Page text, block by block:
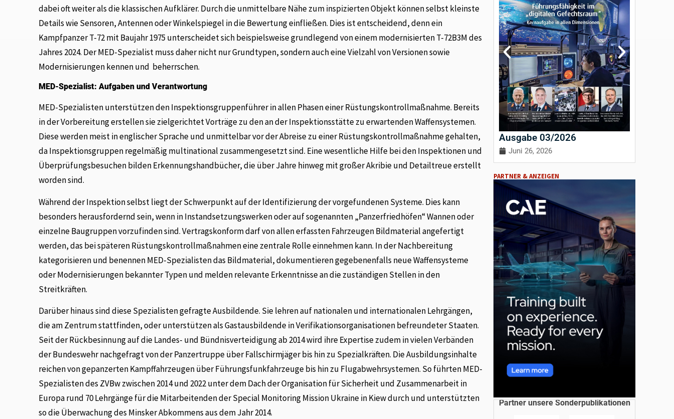
dabei oft weiter als die klassischen Aufklärer. Durch die unmittelbare Nähe zum inspizierten Objekt können selbst kleinste
Details wie Sensoren, Antennen oder Winkelspiegel in die Bewertung einfließen. Dies ist entscheidend, denn ein
Kampfpanzer T-72 mit Baujahr 1975 unterscheidet sich beispielsweise grundlegend von einem modernisierten T-72B3M des
Jahres 2024. Der MED-Spezialist muss daher nicht nur Grundtypen, sondern auch eine Vielzahl von Versionen sowie
Modernisierungen kennen und beherrschen.
MED-Spezialist: Aufgaben und Verantwortung
MED-Spezialisten unterstützen den Inspektionsgruppenführer in allen Phasen einer Rüstungskontrollmaßnahme. Bereits
in der Vorbereitung erstellen sie zielgerichtet Vorträge zu den an der Inspektionsstätte zu erwartenden Waffensystemen.
Diese werden meist in englischer Sprache und unmittelbar vor der Abreise zu einer Rüstungskontrollmaßnahme gehalten,
da Inspektionsgruppen regelmäßig multinational zusammengesetzt sind. Eine wesentliche Hilfe bei den Inspektionen und
Überprüfungsbesuchen bilden Erkennungshandbücher, die über Jahre hinweg mit großer Akribie und Detailtreue erstellt
worden sind.
Während der Inspektion selbst liegt der Schwerpunkt auf der Identifizierung der vorgefundenen Systeme. Dies kann
besonders herausfordernd sein, wenn in Instandsetzungswerken oder auf sogenannten „Panzerfriedhöfen“ Wannen oder
einzelne Baugruppen vorzufinden sind. Vertragskonform darf von allen erfassten Fahrzeugen Bildmaterial angefertigt
werden, das bei späteren Rüstungskontrollmaßnahmen eine zentrale Rolle einnehmen kann. In der Nachbereitung
kategorisieren und benennen MED-Spezialisten das Bildmaterial, dokumentieren gegebenenfalls neue Waffensysteme
oder Modernisierungen bekannter Typen und melden relevante Erkenntnisse an die zuständigen Stellen in den
Streitkräften.
Darüber hinaus sind diese Spezialisten gefragte Ausbildende. Sie lehren auf nationalen und internationalen Lehrgängen,
die am Zentrum stattfinden, oder unterstützen als Gastausbildende in Verifikationsorganisationen befreundeter Staaten.
Seit der Rückbesinnung auf die Landes- und Bündnisverteidigung ab 2014 wird ihre Expertise zudem in vielen Verbänden
der Bundeswehr nachgefragt von der Panzertruppe über Fallschirmjäger bis hin zu Spezialkräften. Die Ausbildungsinhalte
reichen von gepanzerten Kampffahrzeugen über Führungsfunkfahrzeuge bis hin zu Flugabwehrsystemen. So führten MED-
Spezialisten des ZVBw zwischen 2014 und 2022 unter dem Dach der Organisation für Sicherheit und Zusammenarbeit in
Europa rund 70 Lehrgänge für die Mitarbeitenden der Special Monitoring Mission Ukraine in Kiew durch und unterstützten
so die Überwachung des Minsker Abkommens aus dem Jahr 2014.
Ausgabe 03/2026
Juni 26, 2026
PARTNER & ANZEIGEN
Partner unsere Sonderpublikationen